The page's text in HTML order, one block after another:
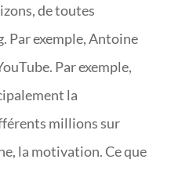
de toutes
Par exemple, Antoine
Par exemple,
la
millions sur
la motivation. Ce que